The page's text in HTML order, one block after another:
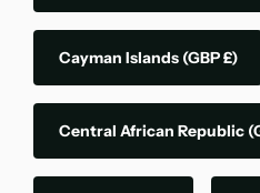
Cayman Islands (GBP £)
Central African Republic